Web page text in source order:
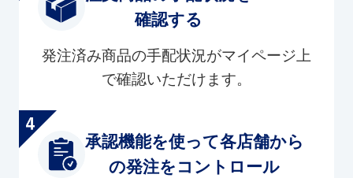
確認する
発注済み商品の手配状況がマイページ上
で確認いただけます。
承認機能を使って各店舗から
の発注をコントロール